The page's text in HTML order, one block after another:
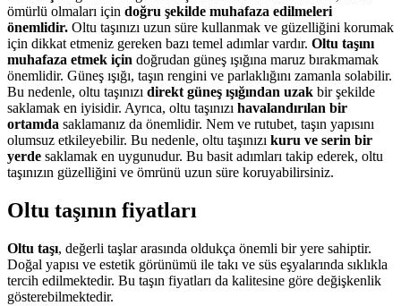
ömürlü olmaları için doğru şekilde muhafaza edilmeleri
önemlidir. Oltu taşınızı uzun süre kullanmak ve güzelliğini korumak
için dikkat etmeniz gereken bazı temel adımlar vardır. Oltu taşını
muhafaza etmek için doğrudan güneş ışığına maruz bırakmamak
önemlidir. Güneş ışığı, taşın rengini ve parlaklığını zamanla solabilir.
Bu nedenle, oltu taşınızı direkt güneş ışığından uzak bir şekilde
saklamak en iyisidir. Ayrıca, oltu taşınızı havalandırılan bir
ortamda saklamanız da önemlidir. Nem ve rutubet, taşın yapısını
olumsuz etkileyebilir. Bu nedenle, oltu taşınızı kuru ve serin bir
yerde saklamak en uygunudur. Bu basit adımları takip ederek, oltu
taşınızın güzelliğini ve ömrünü uzun süre koruyabilirsiniz.
Oltu taşının fiyatları
Oltu taşı, değerli taşlar arasında oldukça önemli bir yere sahiptir.
Doğal yapısı ve estetik görünümü ile takı ve süs eşyalarında sıklıkla
tercih edilmektedir. Bu taşın fiyatları da kalitesine göre değişkenlik
gösterebilmektedir.